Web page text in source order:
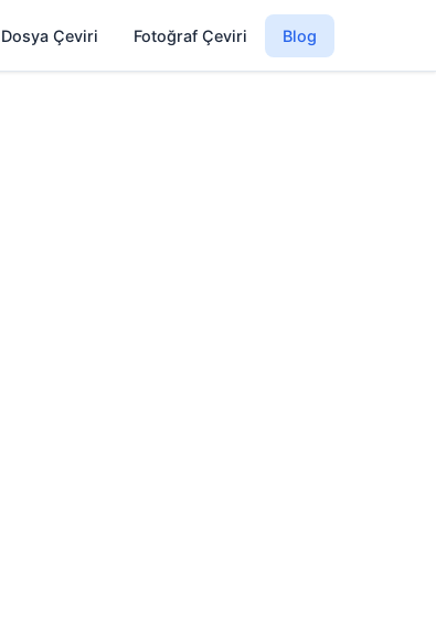
Dosya Çeviri Fotoğraf Çeviri Blog